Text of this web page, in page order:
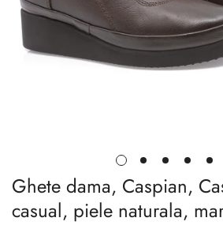
Ghete dama, Caspian,
casual, piele naturala,